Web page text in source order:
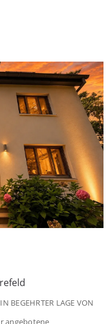
BEGEHRTER LAGE VON
angebotene